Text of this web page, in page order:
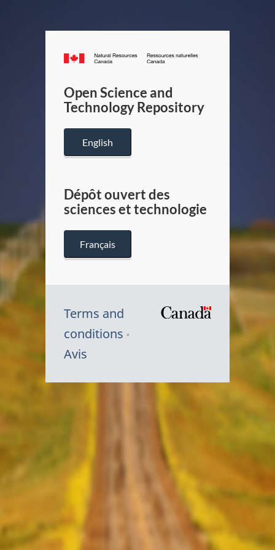
Canada.ca
/
Canada
Open Science and
Technology Repository
English
Dépôt ouvert des
sciences et technologie
Français
Terms and
conditions
Avis
Symbole
Canada